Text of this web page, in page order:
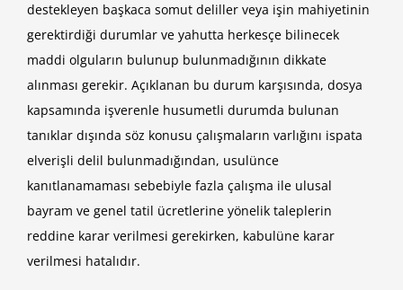
destekleyen başkaca somut deliller veya işin mahiyetinin
gerektirdiği durumlar ve yahutta herkesçe bilinecek
maddi olguların bulunup bulunmadığının dikkate
alınması gerekir. Açıklanan bu durum karşısında, dosya
kapsamında işverenle husumetli durumda bulunan
tanıklar dışında söz konusu çalışmaların varlığını ispata
elverişli delil bulunmadığından, usulünce
kanıtlanamaması sebebiyle fazla çalışma ile ulusal
bayram ve genel tatil ücretlerine yönelik taleplerin
reddine karar verilmesi gerekirken, kabulüne karar
verilmesi hatalıdır.